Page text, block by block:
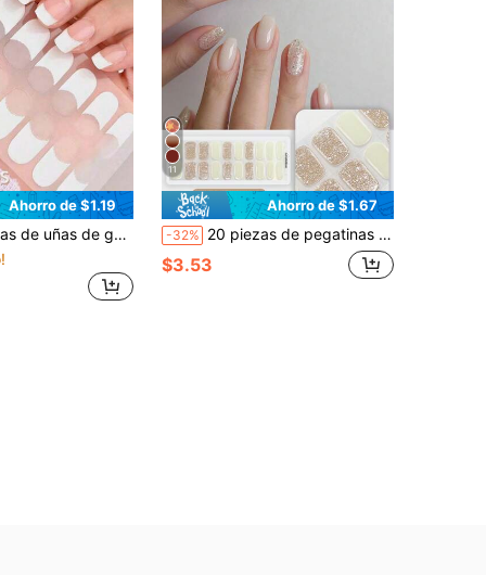
Ahorro de $1.19
suministros de arte de uñas DIY para mujeres, fácil de usar, duradero, resistente a arañazos y accesorios de uñas suaves
11
Ahorro de $1.67
-32% 20 piezas de pegatinas de gel semi-curado para uñas, calidad de salón duradera, fáciles de aplicar y quitar, requiere curado con luz UV
$3.53